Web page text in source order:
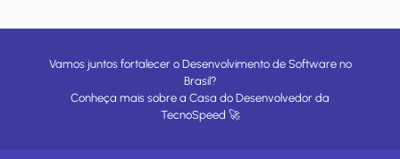
Vamos juntos fortalecer o Desenvolvimento de Software no
Brasil?
Conheça mais sobre a Casa do Desenvolvedor da
TecnoSpeed 🚀